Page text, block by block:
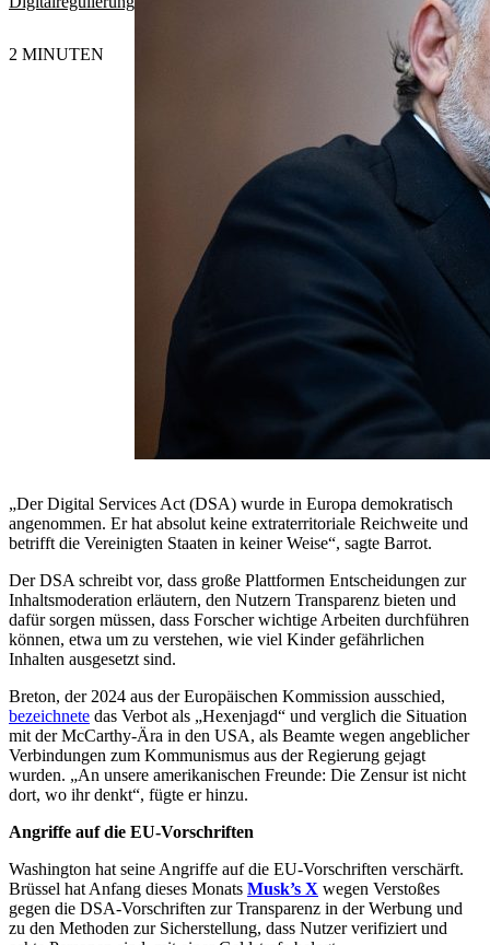
2 MINUTEN
„Der Digital Services Act (DSA) wurde in Europa demokratisch
angenommen. Er hat absolut keine extraterritoriale Reichweite und
betrifft die Vereinigten Staaten in keiner Weise“, sagte Barrot.
Der DSA schreibt vor, dass große Plattformen Entscheidungen zur
Inhaltsmoderation erläutern, den Nutzern Transparenz bieten und
dafür sorgen müssen, dass Forscher wichtige Arbeiten durchführen
können, etwa um zu verstehen, wie viel Kinder gefährlichen
Inhalten ausgesetzt sind.
Breton, der 2024 aus der Europäischen Kommission ausschied,
bezeichnete das Verbot als „Hexenjagd“ und verglich die Situation
mit der McCarthy-Ära in den USA, als Beamte wegen angeblicher
Verbindungen zum Kommunismus aus der Regierung gejagt
wurden. „An unsere amerikanischen Freunde: Die Zensur ist nicht
dort, wo ihr denkt“, fügte er hinzu.
Angriffe auf die EU-Vorschriften
Washington hat seine Angriffe auf die EU-Vorschriften verschärft.
Brüssel hat Anfang dieses Monats Musk’s X wegen Verstoßes
gegen die DSA-Vorschriften zur Transparenz in der Werbung und
zu den Methoden zur Sicherstellung, dass Nutzer verifiziert und